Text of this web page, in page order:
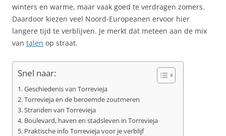
winters en warme, maar vaak goed te verdragen zomers.
Daardoor kiezen veel Noord-Europeanen ervoor hier
langere tijd te verblijven. Je merkt dat meteen aan de mix
van talen op straat.
Snel naar:
Geschiedenis van Torrevieja
Torrevieja en de beroemde zoutmeren
Stranden van Torrevieja
Boulevard, haven en stadsleven in Torrevieja
Praktische info Torrevieja voor je verblijf